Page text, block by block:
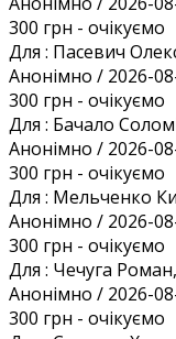
300 грн - очікуємо
Для : Пасевич
Анонiмно / 2026-
300 грн - очікуємо
Для : Бачало
Анонiмно / 2026-
300 грн - очікуємо
Для : Мельченко
Анонiмно / 2026-
300 грн - очікуємо
Для : Чечуга
Анонiмно / 2026-
300 грн - очікуємо